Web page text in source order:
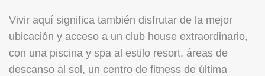
Vivir aquí significa también disfrutar de la mejor
ubicación y acceso a un club house extraordinario,
con una piscina y spa al estilo resort, áreas de
descanso al sol, un centro de fitness de última